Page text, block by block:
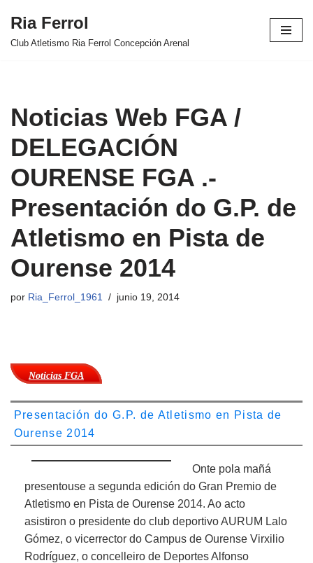
Saltar
Ria Ferrol
Club Atletismo Ria Ferrol Concepción Arenal
Noticias Web FGA /
DELEGACIÓN
OURENSE FGA .-
Presentación do G.P. de
Atletismo en Pista de
Ourense 2014
por Ria_Ferrol_1961 junio 19, 2014
Noticias FGA
Presentación do G.P. de Atletismo en Pista de
Ourense 2014
Onte pola mañá
presentouse a segunda edición do Gran Premio de
Atletismo en Pista de Ourense 2014. Ao acto
asistiron o presidente do club deportivo AURUM Lalo
Gómez, o vicerrector do Campus de Ourense Virxilio
Rodríguez, o concelleiro de Deportes Alfonso